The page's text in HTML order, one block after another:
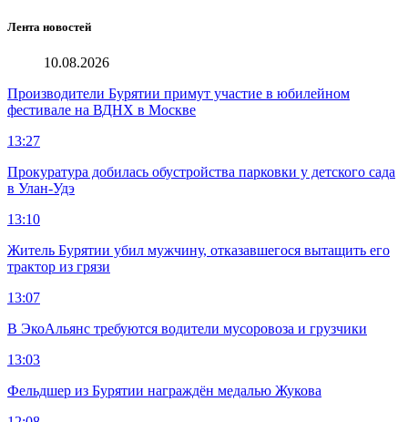
Лента новостей
10.08.2026
Производители Бурятии примут участие в юбилейном
фестивале на ВДНХ в Москве
13:27
Прокуратура добилась обустройства парковки у детского сада
в Улан-Удэ
13:10
Житель Бурятии убил мужчину, отказавшегося вытащить его
трактор из грязи
13:07
В ЭкоАльянс требуются водители мусоровоза и грузчики
13:03
Фельдшер из Бурятии награждён медалью Жукова